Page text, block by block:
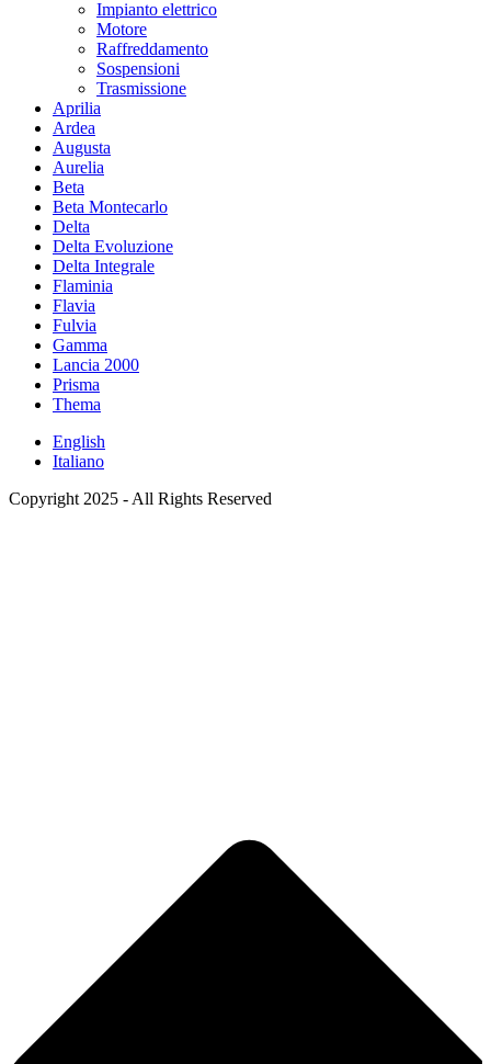
Impianto elettrico
Motore
Raffreddamento
Sospensioni
Trasmissione
Aprilia
Ardea
Augusta
Aurelia
Beta
Beta Montecarlo
Delta
Delta Evoluzione
Delta Integrale
Flaminia
Flavia
Fulvia
Gamma
Lancia 2000
Prisma
Thema
English
Italiano
Copyright 2025 - All Rights Reserved